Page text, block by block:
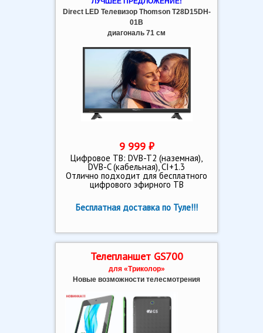
Direct LED Телевизор Thomson T28D15DH-
01B
диагональ 71 см
9 999 ₽
Цифровое ТВ: DVB-T2 (наземная),
DVB-C (кабельная), CI+1.3
Отлично подходит для бесплатного
цифрового эфирного ТВ
Бесплатная доставка по Туле!!!
Телепланшет GS700
для «Триколор»
Новые возможности телесмотрения